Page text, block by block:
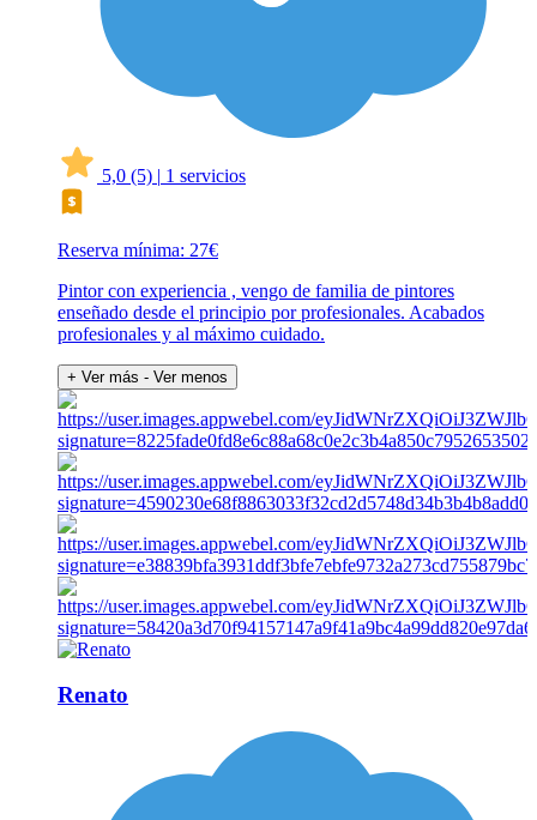
5,0 (5) | 1 servicios
Reserva mínima: 27€
Pintor con experiencia , vengo de familia de pintores
enseñado desde el principio por profesionales. Acabados
profesionales y al máximo cuidado.
+ Ver más - Ver menos
Renato